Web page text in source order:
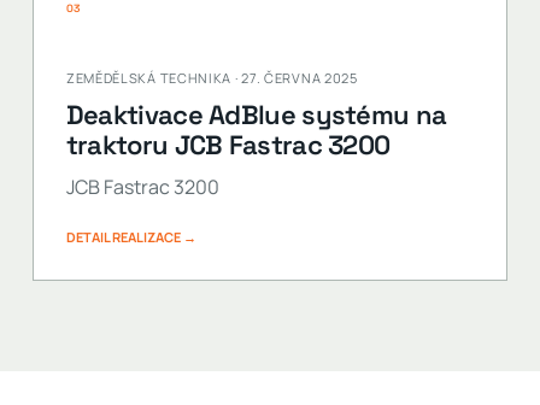
03
ZEMĚDĚLSKÁ TECHNIKA · 27. ČERVNA 2025
Deaktivace AdBlue systému na
traktoru JCB Fastrac 3200
JCB Fastrac 3200
DETAIL REALIZACE →